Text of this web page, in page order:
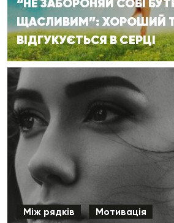
ЩАСЛИВИМ”: ХОРОШИЙ
ВІДГУКУЄТЬСЯ В СЕРЦІ
Між рядків Мотивація